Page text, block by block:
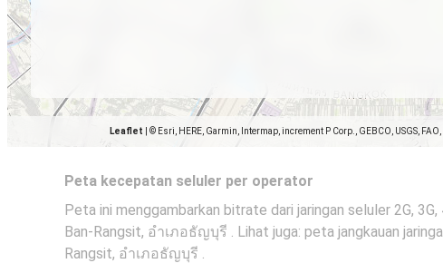
Leaflet © Esri, HERE, Garmin, Intermap, increment P Corp., GEBCO, USGS,
Peta kecepatan seluler per operator
Peta ini menggambarkan bitrate dari jaringan seluler 2G, 3G,
Ban-Rangsit, อำเภอธัญบุรี . Lihat juga: peta jangkauan
Rangsit, อำเภอธัญบุรี .